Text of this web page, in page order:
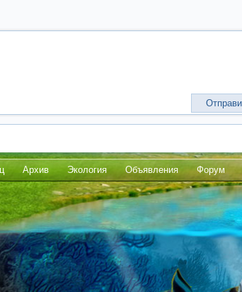
Архив Экология Объявления Форум